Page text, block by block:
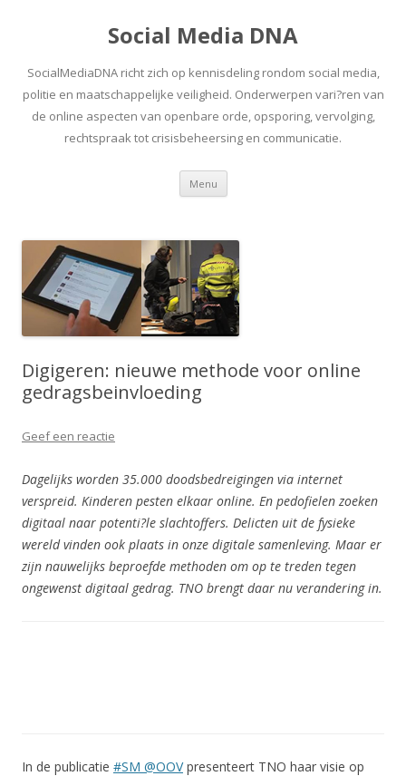
Social Media DNA
SocialMediaDNA richt zich op kennisdeling rondom social media,
politie en maatschappelijke veiligheid. Onderwerpen vari?ren van
de online aspecten van openbare orde, opsporing, vervolging,
rechtspraak tot crisisbeheersing en communicatie.
Menu Spring
inhoud
Digigeren: nieuwe methode voor online
gedragsbeinvloeding
Geef een reactie
Dagelijks worden 35.000 doodsbedreigingen via internet
verspreid. Kinderen pesten elkaar online. En pedofielen zoeken
digitaal naar potenti?le slachtoffers. Delicten uit de fysieke
wereld vinden ook plaats in onze digitale samenleving. Maar er
zijn nauwelijks beproefde methoden om op te treden tegen
ongewenst digitaal gedrag. TNO brengt daar nu verandering in.
In de publicatie #SM @OOVpresenteert TNO haar visie op